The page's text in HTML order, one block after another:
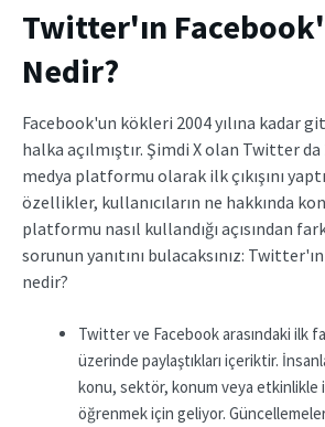
Twitter'ın
Nedir?
Facebook'un kökleri 2004 yılına kadar
halka açılmıştır. Şimdi X olan Twitter
medya platformu olarak ilk çıkışını
özellikler, kullanıcıların ne hakkında
platformu nasıl kullandığı açısından
sorunun yanıtını bulacaksınız:
nedir?
Twitter ve Facebook arasındaki ilk
üzerinde paylaştıkları içeriktir.
konu, sektör, konum veya etkinlikle
öğrenmek için geliyor.